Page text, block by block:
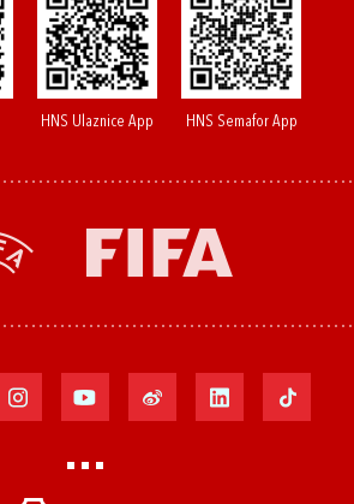
HNS Ulaznice App HNS Semafor App